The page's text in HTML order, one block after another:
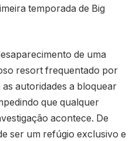
temporada de Big
de uma
resort frequentado por
autoridades a bloquear
que qualquer
acontece. De
ser um refúgio exclusivo e